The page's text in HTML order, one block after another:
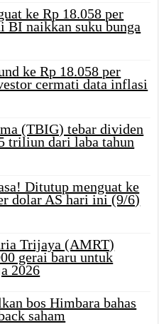
ke Rp 18.058 per
BI naikkan suku bunga
ke Rp 18.058 per
cermati data inflasi
(TBIG) tebar dividen
triliun dari laba tahun
Ditutup menguat ke
dolar AS hari ini (9/6)
Trijaya (AMRT)
gerai baru untuk
2026
bos Himbara bahas
saham